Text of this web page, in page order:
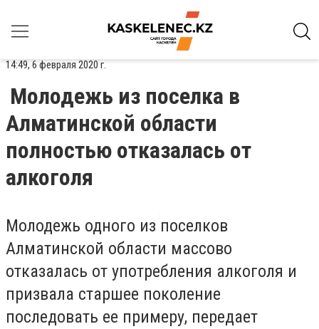
14:49, 6 февраля 2020 г.
Молодежь из поселка в
Алматинской области
полностью отказалась от
алкоголя
Молодежь одного из поселков
Алматинской области массово
отказалась от употребления алкоголя и
призвала старшее поколение
последовать ее примеру, передает